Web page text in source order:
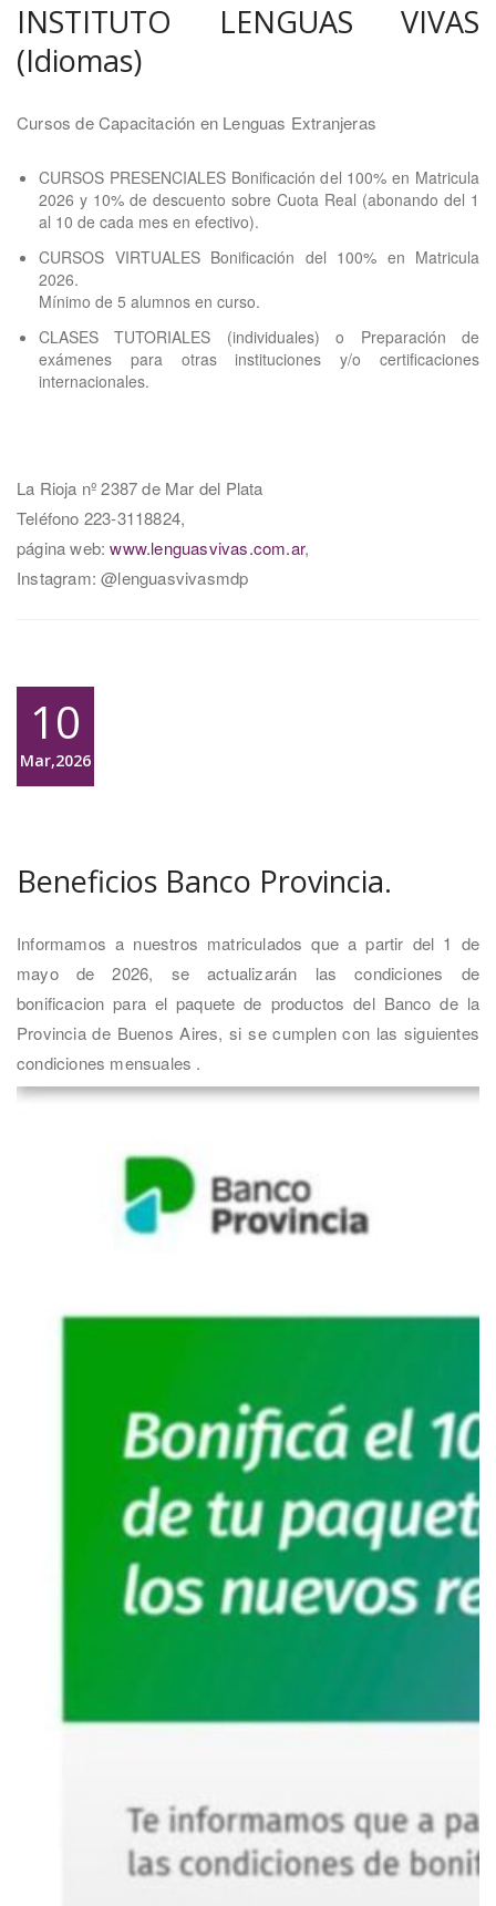
INSTITUTO LENGUAS VIVAS
(Idiomas)
Cursos de Capacitación en Lenguas Extranjeras
CURSOS PRESENCIALES Bonificación del 100% en Matricula
2026 y 10% de descuento sobre Cuota Real (abonando del 1
al 10 de cada mes en efectivo).
CURSOS VIRTUALES Bonificación del 100% en Matricula
2026.
Mínimo de 5 alumnos en curso.
CLASES TUTORIALES (individuales) o Preparación de
exámenes para otras instituciones y/o certificaciones
internacionales.
La Rioja nº 2387 de Mar del Plata
Teléfono 223-3118824,
página web:www.lenguasvivas.com.ar,
Instagram: @lenguasvivasmdp
10
Mar,2026
Beneficios Banco Provincia.
Informamos a nuestros matriculados que a partir del 1 de
mayo de 2026, se actualizarán las condiciones de
bonificacion para el paquete de productos del Banco de la
Provincia de Buenos Aires, si se cumplen con las siguientes
condiciones mensuales .